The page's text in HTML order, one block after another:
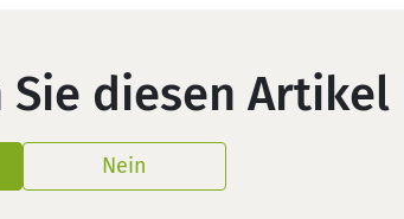
Sie diesen
Nein